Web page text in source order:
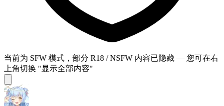
当前为 SFW 模式，部分 R18 / NSFW 内容已隐藏 — 您可在右
上角切换 "显示全部内容"